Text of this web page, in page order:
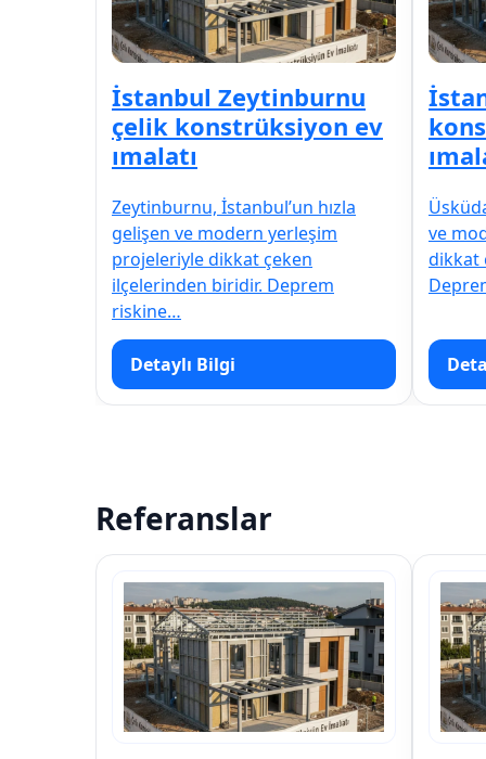
İstanbul Zeytinburnu
çelik konstrüksiyon ev
ımalatı
Zeytinburnu, İstanbul’un hızla
gelişen ve modern yerleşim
projeleriyle dikkat çeken
ilçelerinden biridir. Deprem
riskine…
Detaylı Bilgi
ve
dikkat
Referanslar